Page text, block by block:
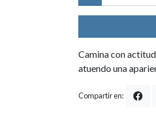
Camina con
atuendo una
Compartir en: